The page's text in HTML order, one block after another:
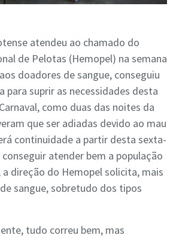
atendeu ao chamado do
de Pelotas (Hemopel) na semana
doadores de sangue, conseguiu
para suprir as necessidades desta
como duas das noites da
que ser adiadas devido ao mau
continuidade a partir desta sexta-
atender bem a população
direção do Hemopel solicita, mais
sangue, sobretudo dos tipos
tudo correu bem, mas